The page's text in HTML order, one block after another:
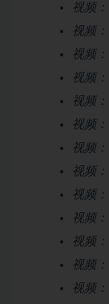
视频：
视频：
视频：
视频：
视频：
视频：
视频：
视频：
视频：
视频：
视频：
视频：
视频：